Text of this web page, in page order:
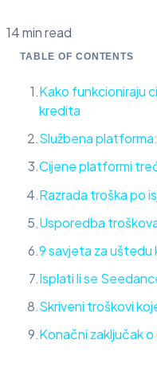
14 min read
TABLE OF CONTENTS
Kako funkcioniraju
kredita
Službena
Cijene platformi
Razrada troška po
Usporedba
9 savjeta za uštedu
Isplati li se
Skriveni troškovi
Konačni zaključak o